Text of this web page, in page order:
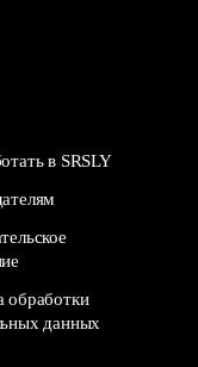
в SRSLY
обработки
данных